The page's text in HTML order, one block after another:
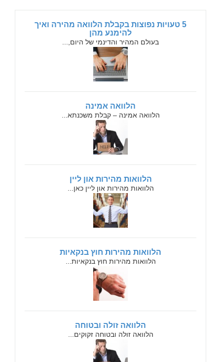
5 טעויות נפוצות בקבלת הלוואה מהירה ואיך
להימנע מהן
בעולם המהיר והדינמי של היום,...
הלוואה אמינה
הלוואה אמינה – קבלת משכנתא...
הלוואות מהירות און ליין
הלוואות מהירות און ליין כאן...
הלוואות מהירות חוץ בנקאיות
הלוואות מהירות חוץ בנקאיות...
הלוואה זולה ובטוחה
הלוואה זולה ובטוחה זקוקים...